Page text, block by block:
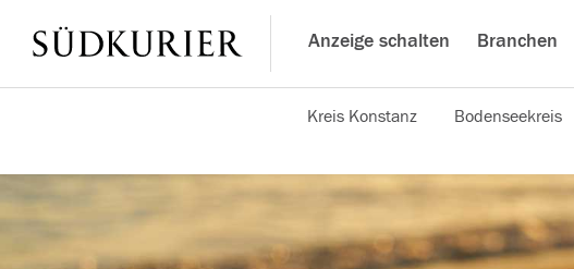
Anzeige schalten Branchen
Kreis Konstanz Bodenseekreis